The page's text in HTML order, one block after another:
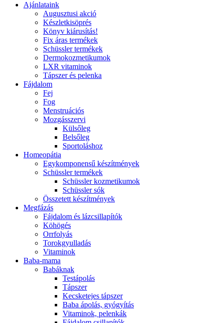
Ajánlataink
Augusztusi akció
Készletkisöprés
Könyv kiárusítás!
Fix áras termékek
Schüssler termékek
Dermokozmetikumok
LXR vitaminok
Tápszer és pelenka
Fájdalom
Fej
Fog
Menstruációs
Mozgásszervi
Külsőleg
Belsőleg
Sportoláshoz
Homeopátia
Egykomponensű készítmények
Schüssler termékek
Schüssler kozmetikumok
Schüssler sók
Összetett készítmények
Megfázás
Fájdalom és lázcsillapítók
Köhögés
Orrfolyás
Torokgyulladás
Vitaminok
Baba-mama
Babáknak
Testápolás
Tápszer
Kecsketejes tápszer
Baba ápolás, gyógyítás
Vitaminok, pelenkák